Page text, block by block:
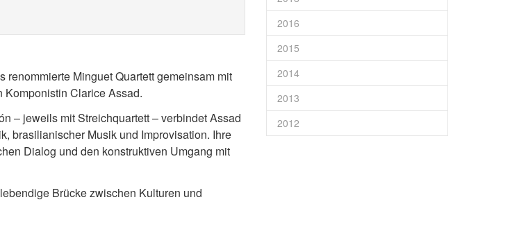
Minguet Quartett gemeinsam mit
Clarice Assad.
– jeweils mit Streichquartett – verbindet Assad
brasilianischer Musik und Improvisation. Ihre
Dialog und den konstruktiven Umgang mit
Brücke zwischen Kulturen und
2016
2015
2014
2013
2012